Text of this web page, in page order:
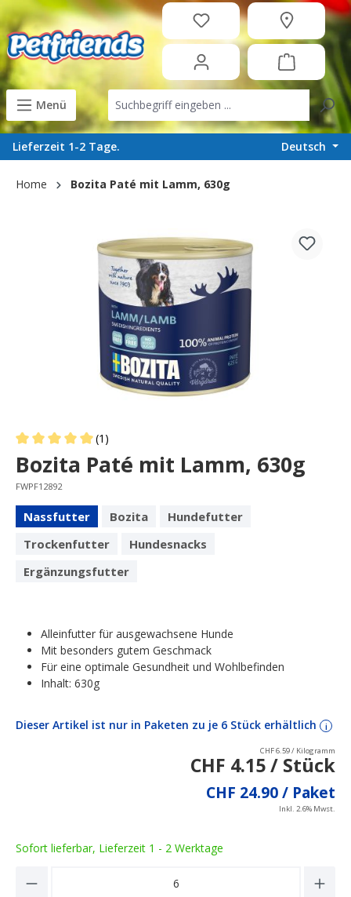
content
Menü
Lieferzeit 1-2 Tage. Deutsch
Home Bozita Paté mit Lamm, 630g
Average rating of 5 out of 5 stars
(1)
Bozita Paté mit Lamm, 630g
FWPF12892
Nassfutter Bozita
Hundefutter
Trockenfutter
Hundesnacks
Ergänzungsfutter
Alleinfutter für ausgewachsene Hunde
Mit besonders gutem Geschmack
Für eine optimale Gesundheit und Wohlbefinden
Inhalt: 630g
Dieser Artikel ist nur in Paketen zu je 6 Stück erhältlich i
CHF 24.90 / Paket
CHF 6.59 / Kilogramm
CHF 4.15 / Stück
Inkl. 2.6% Mwst.
Sofort lieferbar, Lieferzeit 1 - 2 Werktage
Product Quantity: Enter the desired